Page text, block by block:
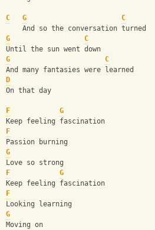
C G
C
    And so the conversation turned
G
C
Until the sun went down
G
C
And many fantasies were learned
D
On that day
F
G
Keep feeling fascination
F
Passion burning
G
Love so strong
F
G
Keep feeling fascination
F
Looking learning
G
Moving on